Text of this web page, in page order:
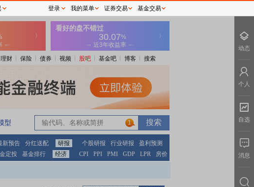
理财 保险 债券 视频 股吧 基金吧 博客 搜索
型 1
新预告 分红送配 研报 个股研报 行业研报
盈利预测
定投 基金排行 经济 CPI PPI PMI GDP LPR 房价
登录 我的菜单 证券交易 基金交易
动态
个人
自选
消息